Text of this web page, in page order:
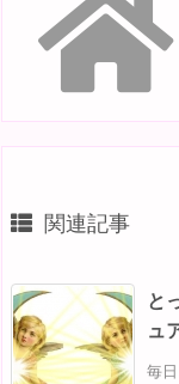
関連記事
と
ュ
毎